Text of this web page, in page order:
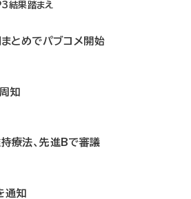
結果踏まえ
とめでパブコメ開始
知
療法、先進Bで審議
通知